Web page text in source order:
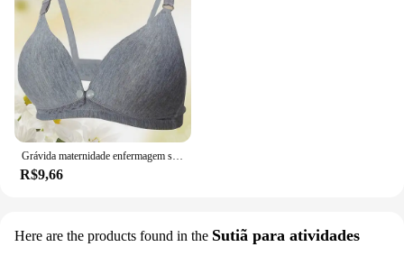
R$9,66
Here are the products found in the Sutiã para atividades